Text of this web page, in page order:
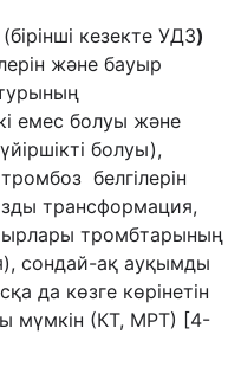
(бірінші кезекте УДЗ)
және бауыр
емес болуы және
болуы),
белгілерін
трансформация,
тромбтарының
сондай-ақ ауқымды
да көзге көрінетін
мүмкін (КТ, МРТ) [4-